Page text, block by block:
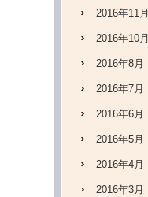
2016年11月
2016年10月
2016年8月
2016年7月
2016年6月
2016年5月
2016年4月
2016年3月